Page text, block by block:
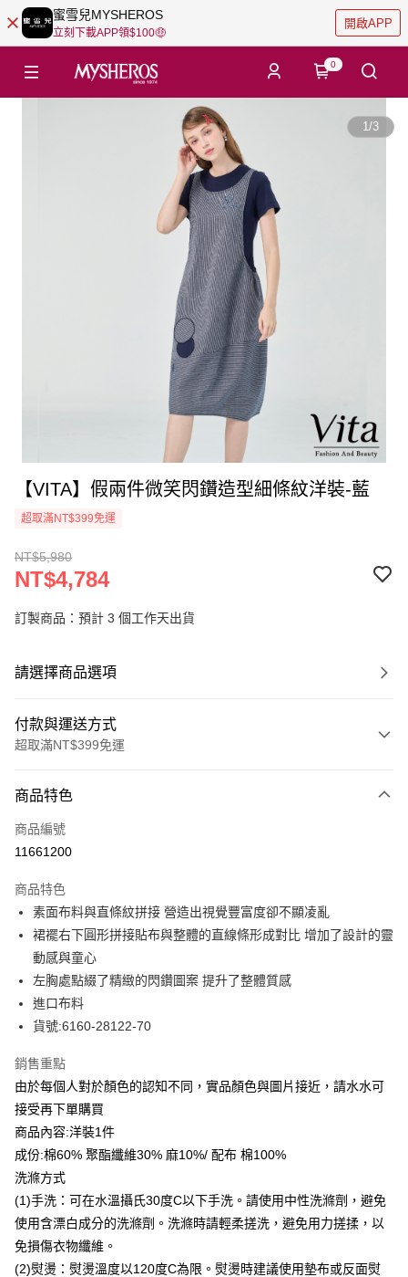
蜜雪兒MYSHEROS
立刻下載APP領$100🤑
開啟APP
0
1/3
【VITA】假兩件微笑閃鑽造型細條紋洋裝-藍
超取滿NT$399免運
NT$5,980
NT$4,784
訂製商品：預計 3 個工作天出貨
請選擇商品選項
付款與運送方式
超取滿NT$399免運
信用卡一次付款
信用卡分期付款
合作金庫商業銀行
華南商業銀行
彰化商業銀行
上海商業儲蓄銀行
台北富邦商業銀行
國泰世華商業銀行
臺灣中小企業銀行
台中商業銀行
匯豐（台灣）商業銀行
聯邦商業銀行
元大商業銀行
台新國際商業銀行
台灣樂天信用卡公司
LINE Pay
Apple Pay
街口支付
悠遊付
ATM付款
貨到付款
運送方式
付款後全家取貨
每筆NT$80，滿NT$399(含以上)免運費
付款後7-11取貨
每筆NT$80，滿NT$888(含以上)免運費
商品特色
商品編號
11661200
商品特色
素面布料與直條紋拼接 營造出視覺豐富度卻不顯凌亂
裙襬右下圓形拼接貼布與整體的直線條形成對比 增加了設計的靈
動感與童心
左胸處點綴了精緻的閃鑽圖案 提升了整體質感
進口布料
貨號:6160-28122-70
銷售重點
由於每個人對於顏色的認知不同，實品顏色與圖片接近，請水水可
接受再下單購買
商品內容:洋裝1件
成份:棉60% 聚酯纖維30% 麻10%/ 配布 棉100%
洗滌方式
(1)手洗：可在水溫攝氏30度C以下手洗。請使用中性洗滌劑，避免
使用含漂白成分的洗滌劑。洗滌時請輕柔搓洗，避免用力搓揉，以
免損傷衣物纖維。
(2)熨燙：熨燙溫度以120度C為限。熨燙時建議使用墊布或反面熨